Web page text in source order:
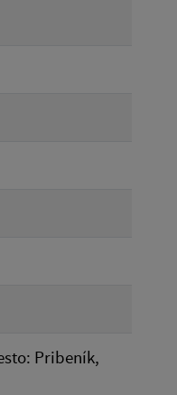
Pribeník,